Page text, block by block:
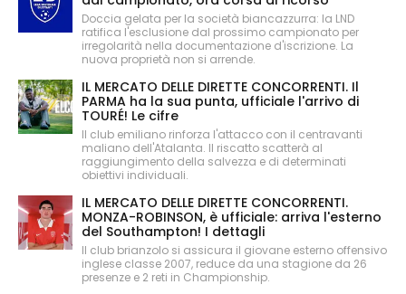
Doccia gelata per la società biancazzurra: la LND
ratifica l'esclusione dal prossimo campionato per
irregolarità nella documentazione d'iscrizione. La
nuova proprietà non si arrende.
IL MERCATO DELLE DIRETTE CONCORRENTI. Il
PARMA ha la sua punta, ufficiale l'arrivo di
TOURÉ! Le cifre
Il club emiliano rinforza l'attacco con il centravanti
maliano dell'Atalanta. Il riscatto scatterà al
raggiungimento della salvezza e di determinati
obiettivi individuali.
IL MERCATO DELLE DIRETTE CONCORRENTI.
MONZA-ROBINSON, è ufficiale: arriva l'esterno
del Southampton! I dettagli
Il club brianzolo si assicura il giovane esterno offensivo
inglese classe 2007, reduce da una stagione da 26
presenze e 2 reti in Championship.